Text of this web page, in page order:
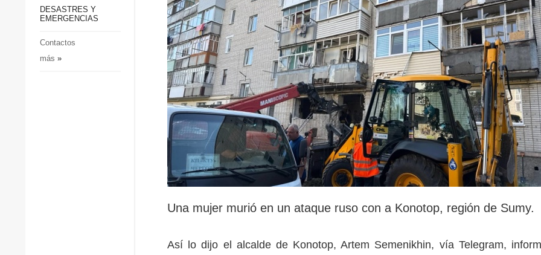
Sociedad y Cultura
Desastres y emergencias
personales
DESASTRES Y
EMERGENCIAS
Contactos
más »
Una mujer murió en un ataque ruso con a Konotop, región de Sumy.
Así lo dijo el alcalde de Konotop, Artem Semenikhin, vía Telegram,